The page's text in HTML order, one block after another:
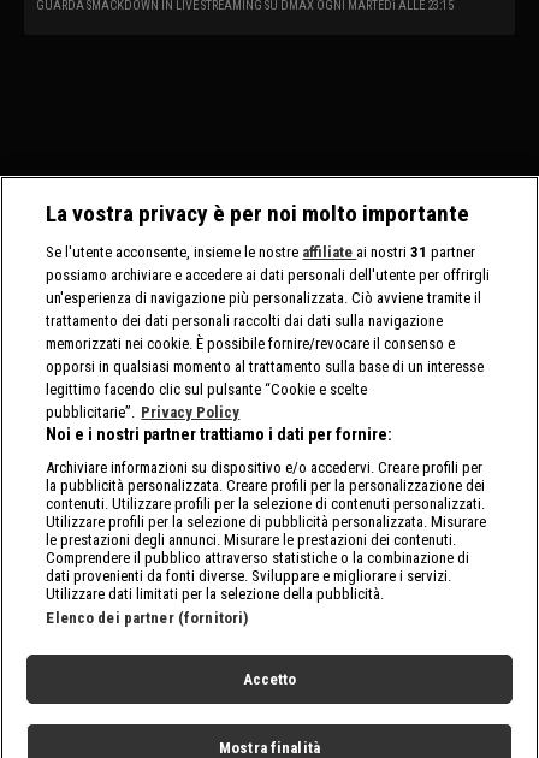
GUARDA SMACKDOWN IN LIVE STREAMING SU DMAX OGNI MARTEDì ALLE 23:15
La vostra privacy è per noi molto importante
Se l'utente acconsente, insieme le nostre affiliate ai nostri31 partner
possiamo archiviare e accedere ai dati personali dell'utente per offrirgli
un'esperienza di navigazione più personalizzata. Ciò avviene tramite il
trattamento dei dati personali raccolti dai dati sulla navigazione
memorizzati nei cookie. È possibile fornire/revocare il consenso e
opporsi in qualsiasi momento al trattamento sulla base di un interesse
legittimo facendo clic sul pulsante “Cookie e scelte
pubblicitarie”. Privacy Policy
Noi e i nostri partner trattiamo i dati per fornire:
Archiviare informazioni su dispositivo e/o accedervi. Creare profili per
la pubblicità personalizzata. Creare profili per la personalizzazione dei
contenuti. Utilizzare profili per la selezione di contenuti personalizzati.
Utilizzare profili per la selezione di pubblicità personalizzata. Misurare
le prestazioni degli annunci. Misurare le prestazioni dei contenuti.
Comprendere il pubblico attraverso statistiche o la combinazione di
dati provenienti da fonti diverse. Sviluppare e migliorare i servizi.
Utilizzare dati limitati per la selezione della pubblicità.
Elenco dei partner (fornitori)
Accetto
Mostra finalità